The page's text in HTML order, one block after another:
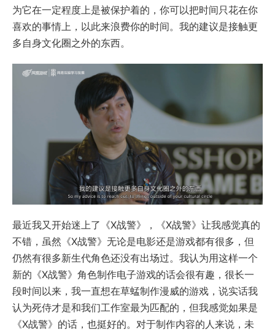
为它在一定程度上是被保护着的，你可以把时间只花在你
喜欢的事情上，以此来浪费你的时间。我的建议是接触更
多自身文化圈之外的东西。
最近我又开始迷上了《X战警》，《X战警》让我感觉真的
不错，虽然《X战警》无论是电影还是游戏都有很多，但
仍然有很多新生代角色还没有出场过。我认为用这样一个
新的《X战警》角色制作电子游戏的话会很有趣，很长一
段时间以来，我一直想在草蜢制作漫威的游戏，说实话我
认为死侍才是和我们工作室最为匹配的，但我感觉如果是
《X战警》的话，也挺好的。对于制作内容的人来说，未